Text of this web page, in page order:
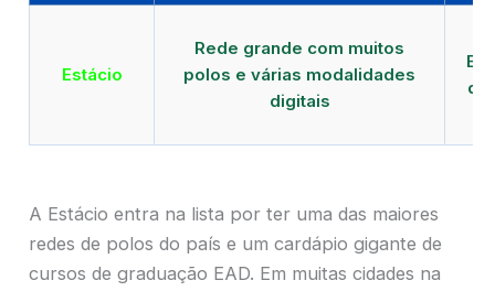
Estácio
Rede grande com muitos
polos e várias modalidades
digitais
de
A Estácio entra na lista por ter uma das maiores
redes de polos do país e um cardápio gigante de
cursos de graduação EAD. Em muitas cidades na